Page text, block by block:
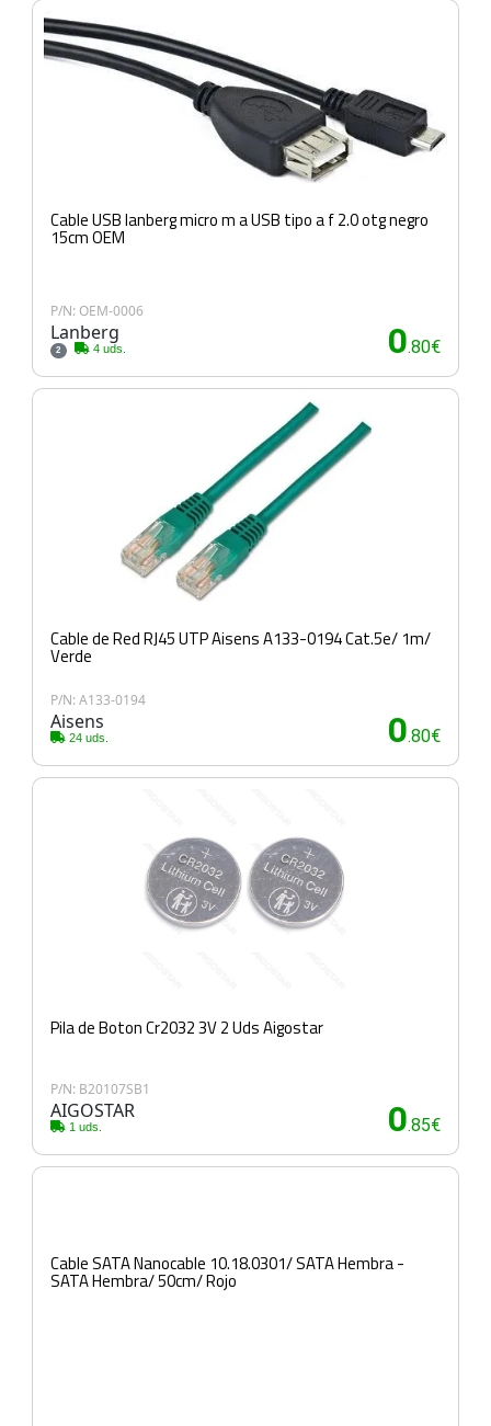
Cable USB lanberg micro m a USB tipo a f 2.0 otg negro
15cm OEM
P/N: OEM-0006
Lanberg
2 4 uds. 0.80€
Cable de Red RJ45 UTP Aisens A133-0194 Cat.5e/ 1m/
Verde
P/N: A133-0194
Aisens
24 uds. 0.80€
Pila de Boton Cr2032 3V 2 Uds Aigostar
P/N: B20107SB1
AIGOSTAR
1 uds. 0.85€
Cable SATA Nanocable 10.18.0301/ SATA Hembra -
SATA Hembra/ 50cm/ Rojo